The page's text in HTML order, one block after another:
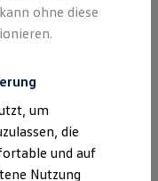
ohne diese
um
die
und auf
Nutzung